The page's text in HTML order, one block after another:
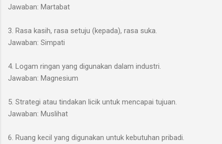
Jawaban: Martabat
3. Rasa kasih, rasa setuju (kepada), rasa suka.
Jawaban: Simpati
4. Logam ringan yang digunakan dalam industri.
Jawaban: Magnesium
5. Strategi atau tindakan licik untuk mencapai tujuan.
Jawaban: Muslihat
6. Ruang kecil yang digunakan untuk kebutuhan pribadi.